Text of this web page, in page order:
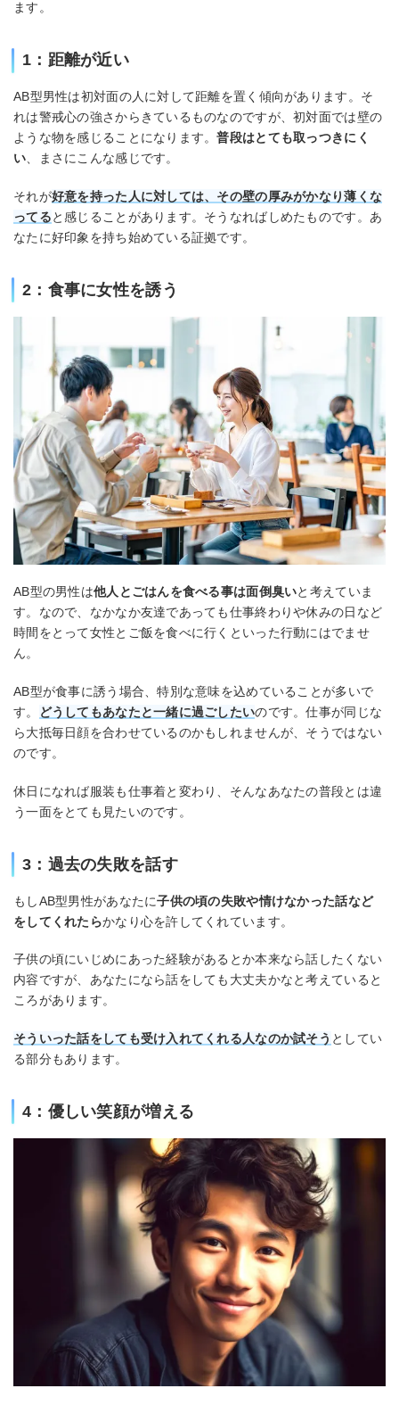
ます。
1：距離が近い
AB型男性は初対面の人に対して距離を置く傾向があります。そ
れは警戒心の強さからきているものなのですが、初対面では壁の
ような物を感じることになります。普段はとても取っつきにく
い、まさにこんな感じです。
それが好意を持った人に対しては、その壁の厚みがかなり薄くな
ってると感じることがあります。そうなればしめたものです。あ
なたに好印象を持ち始めている証拠です。
2：食事に女性を誘う
AB型の男性は他人とごはんを食べる事は面倒臭いと考えていま
す。なので、なかなか友達であっても仕事終わりや休みの日など
時間をとって女性とご飯を食べに行くといった行動にはでませ
ん。
AB型が食事に誘う場合、特別な意味を込めていることが多いで
す。
どうしてもあなたと一緒に過ごしたいのです。仕事が同じな
ら大抵毎日顔を合わせているのかもしれませんが、そうではない
のです。
休日になれば服装も仕事着と変わり、そんなあなたの普段とは違
う一面をとても見たいのです。
3：過去の失敗を話す
もしAB型男性があなたに子供の頃の失敗や情けなかった話など
をしてくれたらかなり心を許してくれています。
子供の頃にいじめにあった経験があるとか本来なら話したくない
内容ですが、あなたになら話をしても大丈夫かなと考えていると
ころがあります。
そういった話をしても受け入れてくれる人なのか試そう としてい
る部分もあります。
4：優しい笑顔が増える